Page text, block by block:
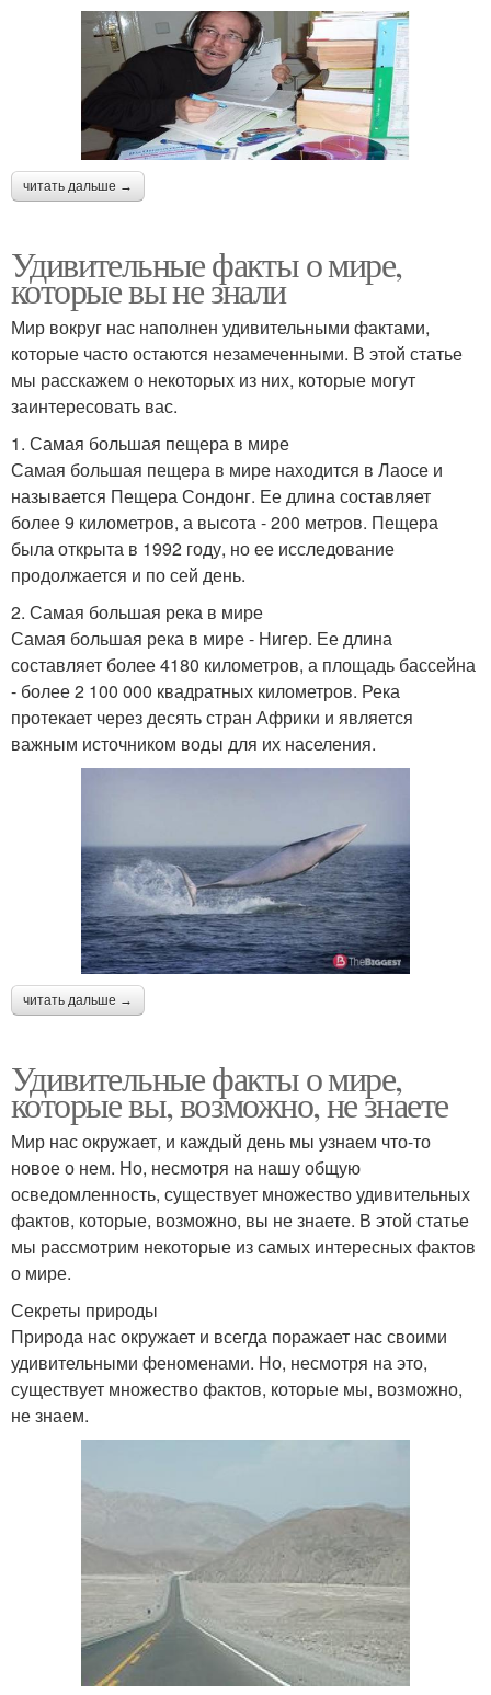
читать дальше →
Удивительные факты о мире,
которые вы не знали
Мир вокруг нас наполнен удивительными фактами,
которые часто остаются незамеченными. В этой статье
мы расскажем о некоторых из них, которые могут
заинтересовать вас.
1. Самая большая пещера в мире
Самая большая пещера в мире находится в Лаосе и
называется Пещера Сондонг. Ее длина составляет
более 9 километров, а высота - 200 метров. Пещера
была открыта в 1992 году, но ее исследование
продолжается и по сей день.
2. Самая большая река в мире
Самая большая река в мире - Нигер. Ее длина
составляет более 4180 километров, а площадь бассейна
- более 2 100 000 квадратных километров. Река
протекает через десять стран Африки и является
важным источником воды для их населения.
читать дальше →
Удивительные факты о мире,
которые вы, возможно, не знаете
Мир нас окружает, и каждый день мы узнаем что-то
новое о нем. Но, несмотря на нашу общую
осведомленность, существует множество удивительных
фактов, которые, возможно, вы не знаете. В этой статье
мы рассмотрим некоторые из самых интересных фактов
о мире.
Секреты природы
Природа нас окружает и всегда поражает нас своими
удивительными феноменами. Но, несмотря на это,
существует множество фактов, которые мы, возможно,
не знаем.